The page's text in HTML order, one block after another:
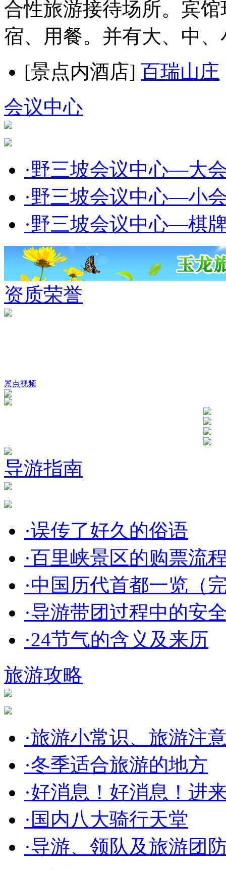
合性旅游接待场所。宾
宿、用餐。并有大、中
[景点内酒店] 百瑞山庄
会议中心
·野三坡会议中心—大
·野三坡会议中心—小
·野三坡会议中心—棋
资质荣誉
景点视频
导游指南
·误传了好久的俗语
·百里峡景区的购票流
·中国历代首都一览（
·导游带团过程中的安
·24节气的含义及来历
旅游攻略
·旅游小常识、旅游注
·冬季适合旅游的地方
·好消息！好消息！进
· 国内八大骑行天堂
·导游、领队及旅游团